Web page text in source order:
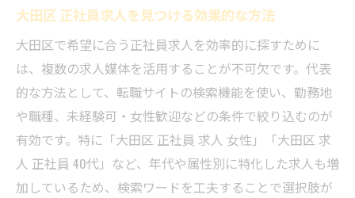
術
大田 区 求人 正社員 ハローワークの活用法
大田区 正社員求人 ハローワーク活用の流れ
ミドル世代に強い大田区 正社員求人の探し
方
ハローワークで大田区 正社員情報を比較す
る
大田区 正社員求人を見つける効果的な方法
大田区で希望に合う正社員求人を効率的に探すために
は、複数の求人媒体を活用することが不可欠です。代表
的な方法として、転職サイトの検索機能を使い、勤務地
や職種、未経験可・女性歓迎などの条件で絞り込むのが
有効です。特に「大田区 正社員 求人 女性」「大田区 求
人 正社員 40代」など、年代や属性別に特化した求人も増
加しているため、検索ワードを工夫することで選択肢が